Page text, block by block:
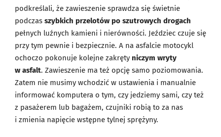
podkreślali, że zawieszenie sprawdza się świetnie
podczas szybkich przelotów po szutrowych drogach
pełnych luźnych kamieni i nierówności. Jeździec czuje się
przy tym pewnie i bezpiecznie. A na asfalcie motocykl
ochoczo pokonuje kolejne zakręty niczym wryty
w asfalt. Zawieszenie ma też opcję samo poziomowania.
Zatem nie musimy wchodzić w ustawienia i manualnie
informować komputera o tym, czy jedziemy sami, czy też
z pasażerem lub bagażem, czujniki robią to za nas
i zmienia napięcie wstępne tylnej sprężyny.